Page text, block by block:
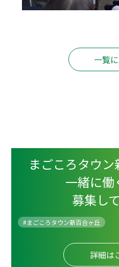
一覧
まごころタウ
一緒に働
募集し
#まごころタウン新百合ヶ丘
詳細は